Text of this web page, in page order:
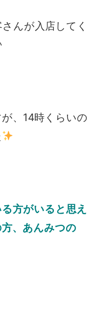
んが入店してく
、14時くらいの
方がいると思え
、あんみつの